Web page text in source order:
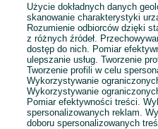
E-mail
Hasło
Użycie dokładnych danych
skanowanie charakterystyki
Rozumienie odbiorców dzięki
z różnych źródeł.
dostęp do nich. Pomiar
ulepszanie usług. Tworzenie
Tworzenie profili w celu
Wykorzystywanie
Wykorzystywanie
Pomiar efektywności treści.
spersonalizowanych reklam.
doboru spersonalizowanych